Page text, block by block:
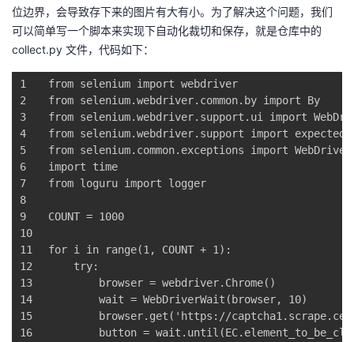
位边界，会导致存下来的图片有大有小。为了解决这个问题，我们
可以简单写一个脚本来实现下自动化裁切和保存，就是仓库中的
collect.py 文件，代码如下：
1
2
3
4
5
6
7
8
9
10
11
12
13
14
15
16
from selenium import webdriver
from selenium.webdriver.common.by import By
from selenium.webdriver.support.ui import
from selenium.webdriver.support import
from selenium.common.exceptions import
import time
from loguru import logger
COUNT = 1000
for i in range(1 , COUNT + 1 ):
try:
        browser = webdriver.Chrome()
        wait = WebDriverWait(browser,
10)
        browser.get(
'https://
button =